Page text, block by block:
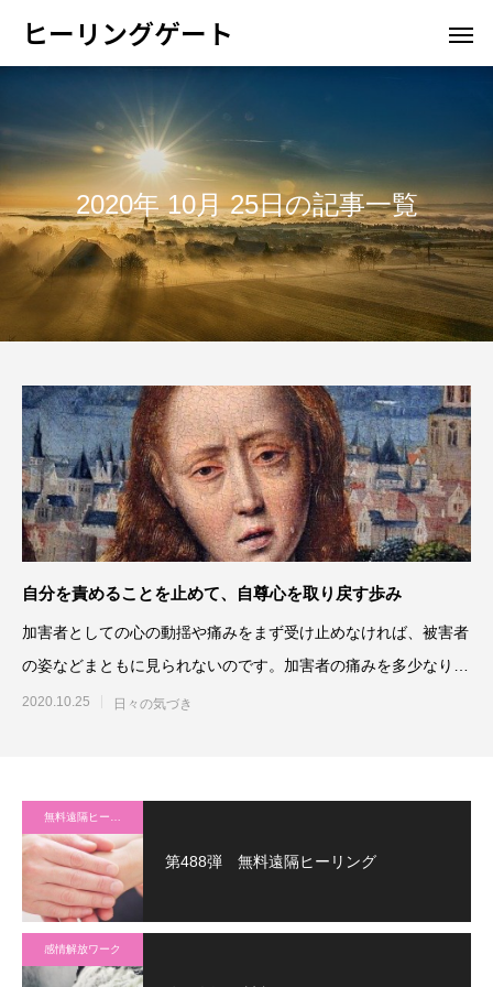
ヒーリングゲート
2020年 10月 25日の記事一覧
自分を責めることを止めて、自尊心を取り戻す歩み
加害者としての心の動揺や痛みをまず受け止めなければ、被害者
の姿などまともに見られないのです。加害者の痛みを多少なりと
も受け止められたときに、
2020.10.25 日々の気づき
第488弾 無料遠隔ヒーリング
感情解放ワーク